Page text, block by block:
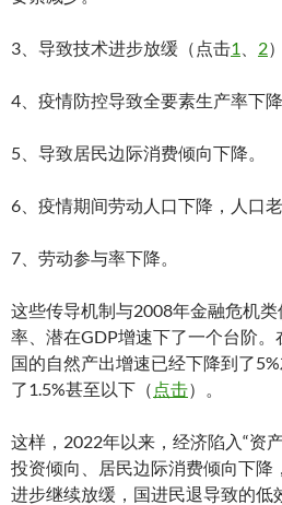
3、导致技术进步放缓（点击1 2
4、疫情防控导致全要素生产率下降
5、导致居民边际消费倾向下降。
6、疫情期间劳动人口下降，人口
7、劳动参与率下降。
这些传导机制与2008年金融危机
率、潜在GDP增速下了一个台阶
国的自然产出增速已经下降到了
了1.5%甚至以下（ 点击）。
这样，2022年以来，经济陷入“资
投资倾向、居民边际消费倾向下降
进步继续放缓，国进民退导致的低